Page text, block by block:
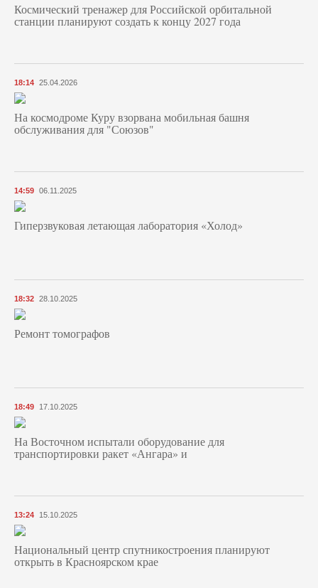
Космический тренажер для Российской орбитальной
станции планируют создать к концу 2027 года
18:14 25.04.2026
На космодроме Куру взорвана мобильная башня
обслуживания для "Союзов"
14:59 06.11.2025
Гиперзвуковая летающая лаборатория «Холод»
18:32 28.10.2025
Ремонт томографов
18:49 17.10.2025
На Восточном испытали оборудование для
транспортировки ракет «Ангара» и
13:24 15.10.2025
Национальный центр спутникостроения планируют
открыть в Красноярском крае